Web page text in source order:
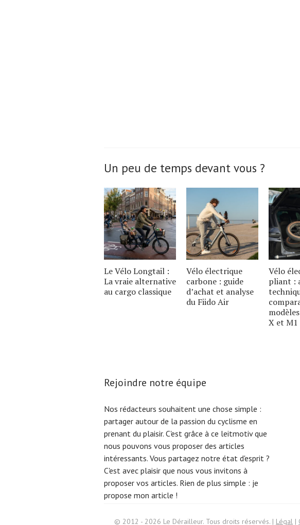
Un peu de temps devant vous ?
Le Vélo Longtail :
La vraie alternative
au cargo classique
Vélo électrique
carbone : guide
d’achat et analyse
du Fiido Air
Vélo
pliant :
X et M1
Rejoindre notre équipe
Nos rédacteurs souhaitent une chose simple :
partager autour de la passion du cyclisme en
prenant du plaisir. C'est grâce à ce leitmotiv que
nous pouvons vous proposer des articles
intéressants. Vous partagez notre état d'esprit ?
C'est avec plaisir que nous vous invitons à
proposer vos articles. Rien de plus simple : je
propose mon article !
© 2012 - 2026 Le Dérailleur. Tous droits réservés. | Légal |